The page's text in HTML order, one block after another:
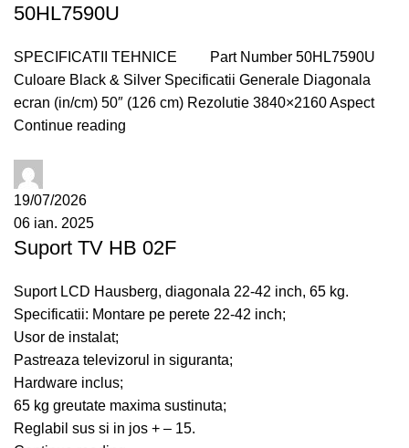
50HL7590U
SPECIFICATII TEHNICE Part Number 50HL7590U
Culoare Black & Silver Specificatii Generale Diagonala
ecran (in/cm) 50″ (126 cm) Rezolutie 3840×2160 Aspect
Continue reading
19/07/2026
06 ian. 2025
Suport TV HB 02F
Suport LCD Hausberg, diagonala 22-42 inch, 65 kg.
Specificatii: Montare pe perete 22-42 inch;
Usor de instalat;
Pastreaza televizorul in siguranta;
Hardware inclus;
65 kg greutate maxima sustinuta;
Reglabil sus si in jos + – 15.